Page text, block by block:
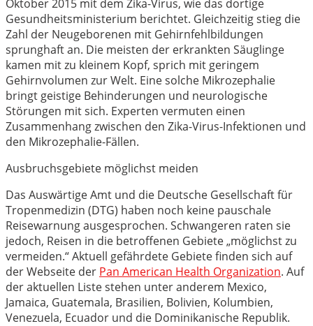
Oktober 2015 mit dem Zika-Virus, wie das dortige
Gesundheitsministerium berichtet. Gleichzeitig stieg die
Zahl der Neugeborenen mit Gehirnfehlbildungen
sprunghaft an. Die meisten der erkrankten Säuglinge
kamen mit zu kleinem Kopf, sprich mit geringem
Gehirnvolumen zur Welt. Eine solche Mikrozephalie
bringt geistige Behinderungen und neurologische
Störungen mit sich. Experten vermuten einen
Zusammenhang zwischen den Zika-Virus-Infektionen und
den Mikrozephalie-Fällen.
Ausbruchsgebiete möglichst meiden
Das Auswärtige Amt und die Deutsche Gesellschaft für
Tropenmedizin (DTG) haben noch keine pauschale
Reisewarnung ausgesprochen. Schwangeren raten sie
jedoch, Reisen in die betroffenen Gebiete „möglichst zu
vermeiden.“ Aktuell gefährdete Gebiete finden sich auf
der Webseite der Pan American Health Organization. Auf
der aktuellen Liste stehen unter anderem Mexico,
Jamaica, Guatemala, Brasilien, Bolivien, Kolumbien,
Venezuela, Ecuador und die Dominikanische Republik.